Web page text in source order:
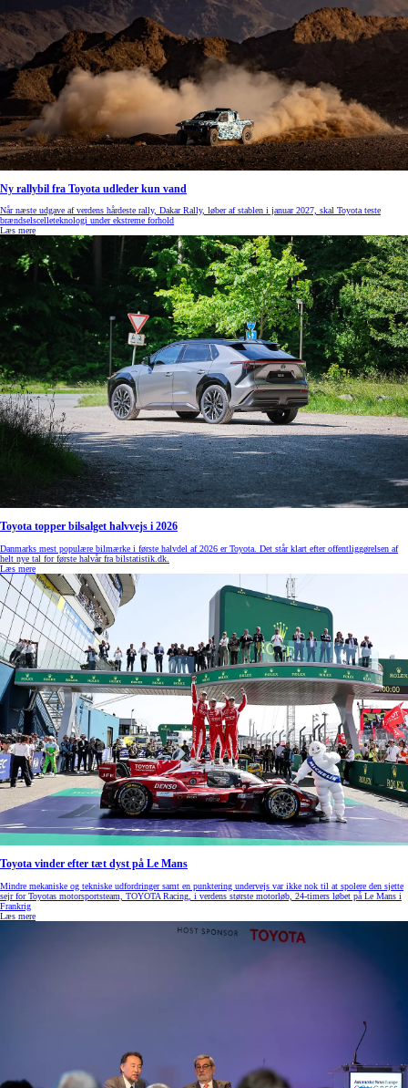
Ny rallybil fra Toyota udleder kun vand
Når næste udgave af verdens hårdeste rally, Dakar Rally, løber af stablen i januar 2027, skal Toyota teste
brændselscelleteknologi under ekstreme forhold
Læs mere
Toyota topper bilsalget halvvejs i 2026
Danmarks mest populære bilmærke i første halvdel af 2026 er Toyota. Det står klart efter offentliggørelsen af
helt nye tal for første halvår fra bilstatistik.dk.
Læs mere
Toyota vinder efter tæt dyst på Le Mans
Mindre mekaniske og tekniske udfordringer samt en punktering undervejs var ikke nok til at spolere den sjette
sejr for Toyotas motorsportsteam, TOYOTA Racing, i verdens største motorløb, 24-timers løbet på Le Mans i
Frankrig
Læs mere